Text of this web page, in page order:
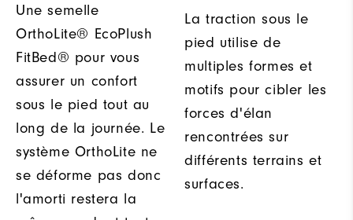
Une semelle
OrthoLite® EcoPlush
FitBed® pour vous
assurer un confort
sous le pied tout au
long de la journée. Le
système OrthoLite ne
se déforme pas donc
l'amorti restera la
La traction sous le
pied utilise de
multiples formes et
motifs pour cibler les
forces d'élan
rencontrées sur
différents terrains et
surfaces.